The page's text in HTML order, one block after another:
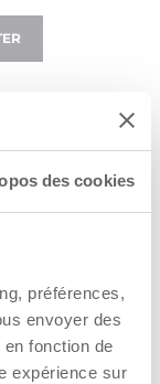
des cookies
préférences,
envoyer des
fonction de
expérience sur
sur chicco.fr
de